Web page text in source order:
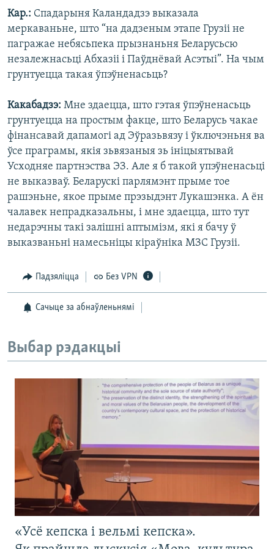
Кар.: Спадарыня Каландадзэ выказала
меркаваньне, што “на дадзеным этапе Грузіі не
пагражае небясьпека прызнаньня Беларусьсю
незалежнасьці Абхазіі і Паўднёвай Асэтыі”. На чым
грунтуецца такая ўпэўненасьць?
Какабадзэ: Мне здаецца, што гэтая ўпэўненасьць
грунтуецца на простым факце, што Беларусь чакае
фінансавай дапамогі ад Эўразьвязу і ўключэньня ва
ўсе праграмы, якія зьвязаныя зь ініцыятывай
Усходняе партнэства ЭЗ. Але я б такой упэўненасьці
не выказваў. Беларускі парлямэнт прыме тое
рашэньне, якое прыме прэзыдэнт Лукашэнка. А ён
чалавек непрадказальны, і мне здаецца, што тут
недарэчны такі залішні аптымізм, які я бачу ў
выказваньні намесьніцы кіраўніка МЗС Грузіі.
Падзяліцца Без VPN
Сачыце за абнаўленьнямі
Выбар рэдакцыі
«Усё кепска і вельмі кепска».